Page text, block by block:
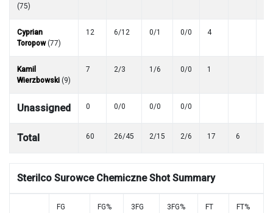
(75)
Cyprian
Toropow(77)
12 6/12 0/1 0/0 4
Kamil
Wierzbowski (9)
7 2/3 1/6 0/0 1
Unassigned 0 0/0 0/0 0/0
Total 60 26/45 2/15 2/6 17 6
Sterilco Surowce ChemiczneShot Summary
FG FG% 3FG 3FG% FT FT%